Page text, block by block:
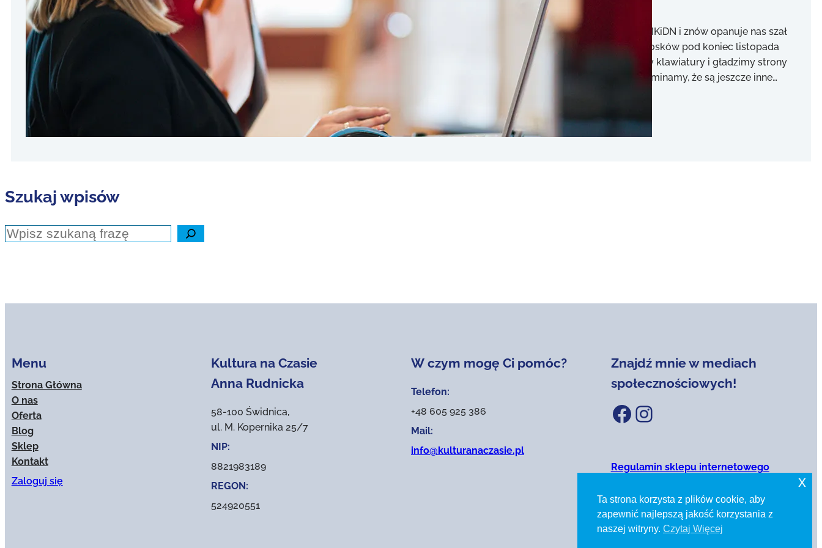
24 października 2022
Do biegu, gotowi, start! Czekamy z niecierpliwością, aż znowu zostaną ogłoszone programy MKiDN i znów opanuje nas szał
pisania wniosków o dofinansowanie działań kulturalnych . Kto nie pisał na ostatnią chwilę wniosków pod koniec listopada
i nie wysyłał ich ostatniego dnia z nadzieją, że serwery wytrzymają, ten życia nie zna. Ostrzymy klawiatury i gładzimy strony
w Wordzie, oczekując na ten sygnał – EBOI znów przyjmuje! A tymczasem, często o tym zapominamy, że są jeszcze inne…
Czytaj dalej
Szukaj wpisów
Szukaj
Menu
Strona Główna
O nas
Oferta
Blog
Sklep
Kontakt
Zaloguj się
Kultura na Czasie
Anna Rudnicka
58-100 Świdnica,
ul. M. Kopernika 25/7
NIP:
8821983189
REGON:
524920551
W czym mogę Ci pomóc?
Telefon:
+48 605 925 386
Mail:
info@kulturanaczasie.pl
Znajdź mnie w mediach
społecznościowych!
Facebook Instagram
Regulamin sklepu internetowego
Polityka prywatności
Ta strona korzysta z plików cookie, aby
zapewnić najlepszą jakość korzystania z
naszej witryny. Czytaj Więcej
x